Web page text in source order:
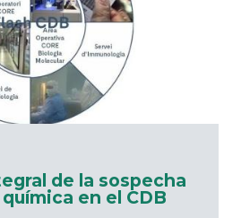
de la sospecha
en el CDB